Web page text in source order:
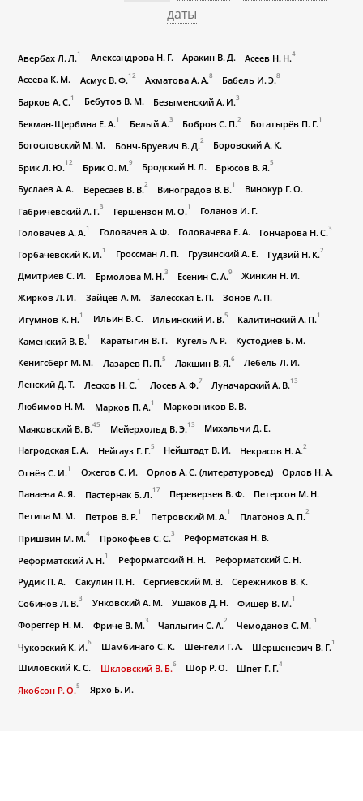
даты
Авербах Л. Л. 1 Александрова Н. Г. Аракин В. Д. Асеев Н. Н.4
Асеева К. М. Асмус В. Ф. 12 Ахматова А. А.8 Бабель И. Э.8
Барков А. С. 1 Бебутов В. М. Безыменский А. И.3
Бекман-Щербина Е. А. 1 Белый А.3 Бобров С. П. 2 Богатырёв П. Г. 1
Богословский М. М. Бонч-Бруевич В. Д.2
Боровский А. К.
Брик Л. Ю. 12 Брик О. М.9 Бродский Н. Л. Брюсов В. Я.5
Буслаев А. А. Вересаев В. В.2 Виноградов В. В. 1
Винокур Г. О.
Габричевский А. Г.3 Гершензон М. О. 1
Голанов И. Г.
Головачев А. А.1 Головачев А. Ф. Головачева Е. А. Гончарова Н. С.3
Горбачевский К. И.1 Гроссман Л. П. Грузинский А. Е. Гудзий Н. К.2
Дмитриев С. И. Ермолова М. Н.3 Есенин С. А.9
Жинкин Н. И.
Жирков Л. И.
Зайцев А. М. Залесская Е. П.
Зонов А. П.
Игумнов К. Н.1 Ильин В. С. Ильинский И. В.5 Калитинский А. П.1
Каменский В. В.1 Каратыгин В. Г. Кугель А. Р.
Кустодиев Б. М.
Кёнигсберг М. М.
Лазарев П. П.5 Лакшин В. Я.6
Лебель Л. И.
Ленский Д. Т.
Лесков Н. С. 1 Лосев А. Ф.7 Луначарский А. В. 13
Любимов Н. М. Марков П. А. 1
Марковников В. В.
Маяковский В. В.45 Мейерхольд В. Э. 13
Михальчи Д. Е.
Нагродская Е. А.
Нейгауз Г. Г.5 Нейштадт В. И. Некрасов Н. А. 2
Огнёв С. И. 1 Ожегов С. И. Орлов А. С. (литературовед)
Орлов Н. А.
Панаева А. Я.
Пастернак Б. Л. 17 Переверзев В. Ф.
Петерсон М. Н.
Петипа М. М.
Петров В. Р. 1 Петровский М. А. 1 Платонов А. П.2
Пришвин М. М.4 Прокофьев С. С.3
Реформатская Н. В.
Реформатский А. Н. 1 Реформатский Н. Н.
Реформатский С. Н.
Рудик П. А.
Сакулин П. Н. Сергиевский М. В.
Серёжников В. К.
Собинов Л. В.3 Унковский А. М. Ушаков Д. Н. Фишер В. М. 1
Фореггер Н. М. Фриче В. М.3 Чаплыгин С. А.2 Чемоданов С. М. 1
Чуковский К. И.6 Шамбинаго С. К. Шенгели Г. А. Шершеневич В. Г. 1
Шиловский К. С. Шкловский В. Б.6 Шор Р. О. Шпет Г. Г.4
Якобсон Р. О.5 Ярхо Б. И.